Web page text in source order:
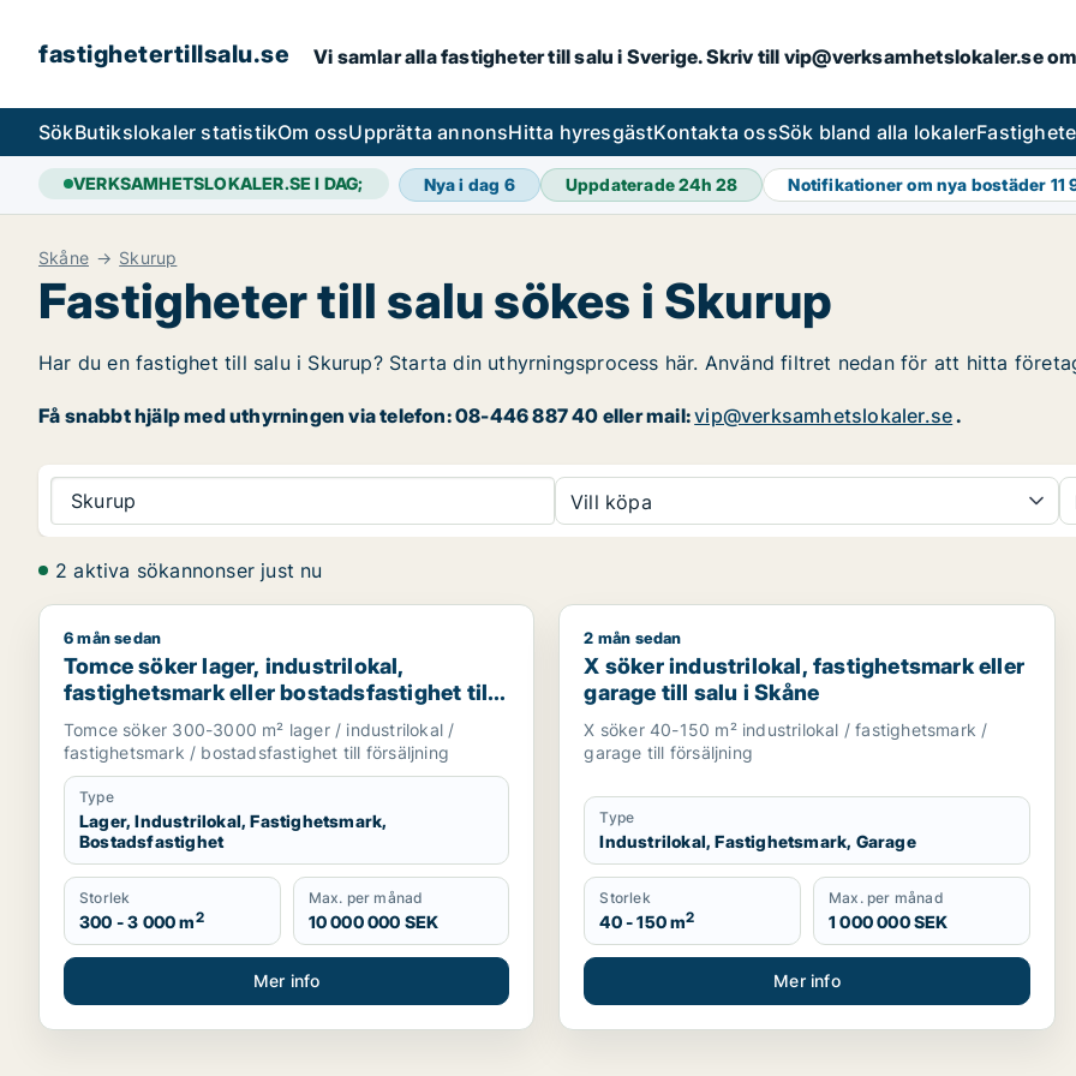
fastighetertillsalu.se Vi samlar alla fastigheter till salu i Sverige. Skriv till vip@verksamhetslokaler.se
SökButikslokaler statistikOm ossUpprätta annonsHitta hyresgästKontakta ossSök bland alla lokaler
VERKSAMHETSLOKALER.SE I DAG; Nya i dag 6 Uppdaterade 24h28 Notifikationer om nya bostäder 11
Skåne Skurup
Fastigheter till salu sökes i Skurup
Har du en fastighet till salu i Skurup? Starta din uthyrningsprocess här. Använd filtret nedan för att hitta
Få snabbt hjälp med uthyrningen via telefon: 08-446 887 40 eller mail:vip@verksamhetslokaler.se.
Skurup Vill köpa
2 aktiva sökannonser just nu
Tomce söker lager, industrilokal, fastighetsmark eller bostadsfastighet till salu i Staffanstorp, Burlöv eller
6 mån sedan
Tomce söker lager, industrilokal,
fastighetsmark eller bostadsfastighet till
salu i Staffanstorp, Burlöv eller Vellinge
m.fl.
Tomce söker 300-3000 m² lager / industrilokal /
fastighetsmark / bostadsfastighet till försäljning
Type
Lager, Industrilokal, Fastighetsmark,
Bostadsfastighet
Storlek
300 - 3 000 m2
Max. per månad
10 000 000 SEK
Mer info
X söker industrilokal, fastighetsmark eller garage till
2 mån sedan
X söker industrilokal, fastighetsmark eller
garage till salu i Skåne
X söker 40-150 m² industrilokal / fastighetsmark /
garage till försäljning
Type
Industrilokal, Fastighetsmark, Garage
Storlek
40 - 150 m2
Max. per månad
1 000 000 SEK
Mer info